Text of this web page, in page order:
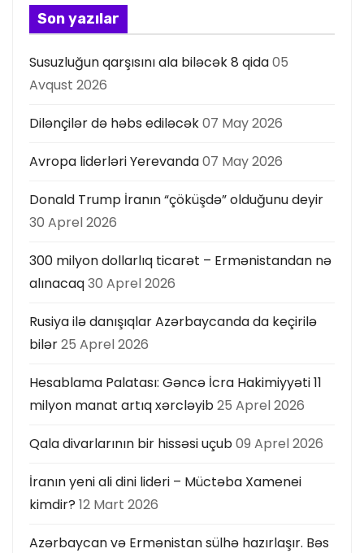
Son yazılar
Susuzluğun qarşısını ala biləcək 8 qida05
Avqust 2026
Dilənçilər də həbs ediləcək07 May 2026
Avropa liderləri Yerevanda07 May 2026
Donald Trump İranın “çöküşdə” olduğunu deyir
30 Aprel 2026
300 milyon dollarlıq ticarət – Ermənistandan nə
alınacaq30 Aprel 2026
Rusiya ilə danışıqlar Azərbaycanda da keçirilə
bilər25 Aprel 2026
Hesablama Palatası: Gəncə İcra Hakimiyyəti 11
milyon manat artıq xərcləyib25 Aprel 2026
Qala divarlarının bir hissəsi uçub09 Aprel 2026
İranın yeni ali dini lideri – Müctəba Xamenei
kimdir? 12 Mart 2026
Azərbaycan və Ermənistan sülhə hazırlaşır. Bəs